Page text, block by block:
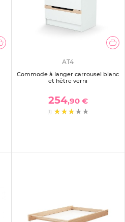
AT4
Commode à langer carrousel blanc
et hêtre verni
254,90 €
(1)